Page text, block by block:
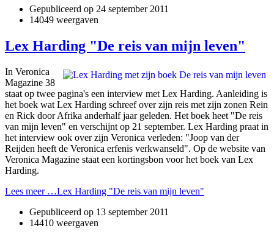
Gepubliceerd op 24 september 2011
14049 weergaven
Lex Harding "De reis van mijn leven"
In Veronica
Magazine 38
staat op twee pagina's een interview met Lex Harding. Aanleiding is
het boek wat Lex Harding schreef over zijn reis met zijn zonen Rein
en Rick door Afrika anderhalf jaar geleden. Het boek heet "De reis
van mijn leven" en verschijnt op 21 september. Lex Harding praat in
het interview ook over zijn Veronica verleden: "Joop van der
Reijden heeft de Veronica erfenis verkwanseld". Op de website van
Veronica Magazine staat een kortingsbon voor het boek van Lex
Harding.
Lees meer …Lex Harding "De reis van mijn leven"
Gepubliceerd op 13 september 2011
14410 weergaven